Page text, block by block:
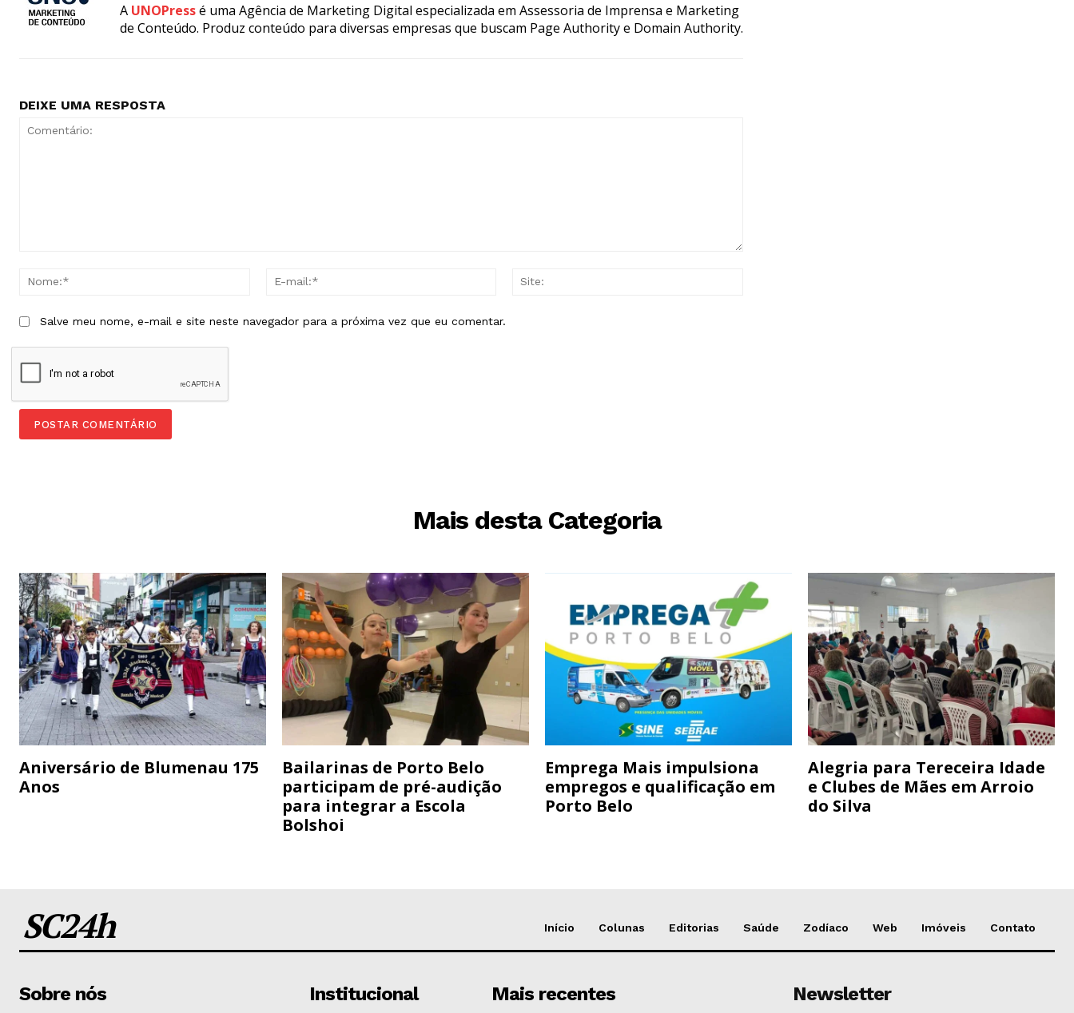
A UNOPressé uma Agência de Marketing Digital especializada em Assessoria de Imprensa e Marketing
de Conteúdo. Produz conteúdo para diversas empresas que buscam Page Authority e Domain Authority.
DEIXE UMA RESPOSTA
Nome:*
Salve meu nome, e-mail e site neste navegador para a próxima vez que eu comentar.
Mais desta Categoria
Aniversário de Blumenau 175
Anos
Bailarinas de Porto Belo
participam de pré-audição
para integrar a Escola
Bolshoi
Emprega Mais impulsiona
empregos e qualificação em
Porto Belo
Alegria para Tereceira Idade
e Clubes de Mães em Arroio
do Silva
SC24h Início Colunas Editorias Saúde Zodíaco Web Imóveis Contato
Sobre nós Institucional Mais recentes Newsletter